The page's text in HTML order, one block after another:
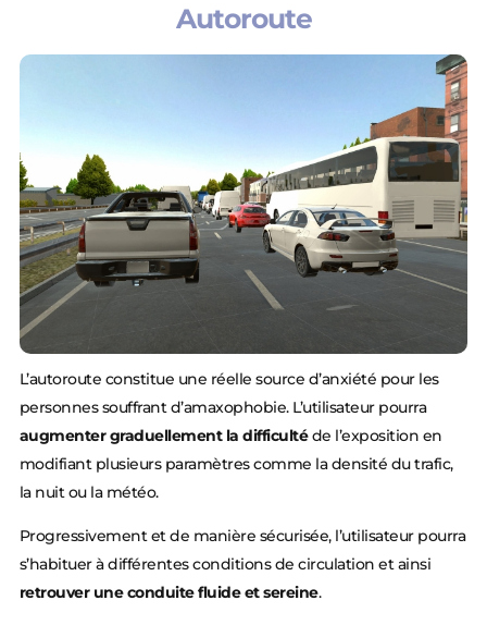
Autoroute
L’autoroute constitue une réelle source d’anxiété pour les
personnes souffrant d’amaxophobie. L’utilisateur pourra
augmenter graduellement la difficultéde l’exposition en
modifiant plusieurs paramètres comme la densité du trafic,
la nuit ou la météo.
Progressivement et de manière sécurisée, l’utilisateur pourra
s’habituer à différentes conditions de circulation et ainsi
retrouver une conduite fluide et sereine.